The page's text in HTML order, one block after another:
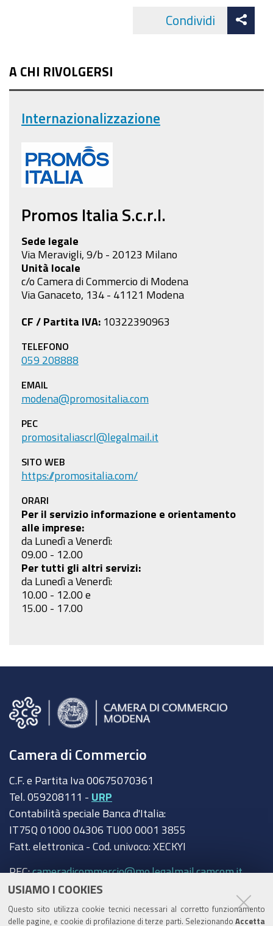
USIAMO I COOKIES
Questo sito utilizza cookie tecnici necessari al corretto funzionamento
delle pagine, e cookie di profilazione di terze parti. Selezionando Accetta
Condividi
A CHI RIVOLGERSI
Internazionalizzazione
Promos Italia S.c.r.l.
Sede legale
Via Meravigli, 9/b - 20123 Milano
Unità locale
c/o Camera di Commercio di Modena
Via Ganaceto, 134 - 41121 Modena
CF / Partita IVA: 10322390963
TELEFONO
059 208888
EMAIL
modena@promositalia.com
PEC
promositaliascrl@legalmail.it
SITO WEB
https://promositalia.com/
ORARI
Per il servizio informazione e orientamento
alle imprese:
da Lunedì a Venerdì:
09.00 - 12.00
Per tutti gli altri servizi:
da Lunedì a Venerdì:
10.00 - 12.00 e
15.00 - 17.00
Camera di Commercio
C.F. e Partita Iva 00675070361
Tel. 059208111 - URP
Contabilità speciale Banca d'Italia:
IT75Q 01000 04306 TU00 0001 3855
Fatt. elettronica - Cod. univoco: XECKYI
PEC:cameradicommercio@mo.legalmail.camcom.it
Trasparenza
Amministrazione trasparente